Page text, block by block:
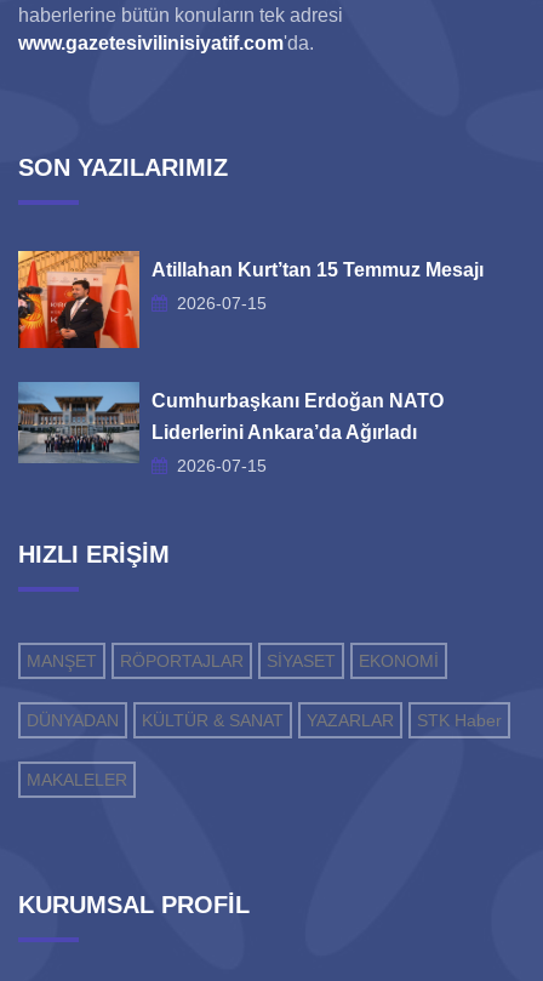
haberlerine bütün konuların tek adresi
www.gazetesivilinisiyatif.com'da.
SON YAZILARIMIZ
Atillahan Kurt’tan 15 Temmuz Mesajı
2026-07-15
Cumhurbaşkanı Erdoğan NATO
Liderlerini Ankara’da Ağırladı
2026-07-15
HIZLI ERİŞİM
MANŞET RÖPORTAJLAR SİYASET EKONOMİ
DÜNYADAN KÜLTÜR & SANAT YAZARLAR STK Haber
MAKALELER
KURUMSAL PROFİL